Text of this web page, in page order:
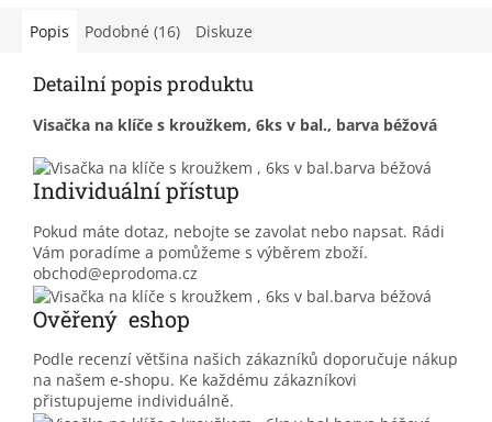
Popis Podobné (16) Diskuze
Detailní popis produktu
Visačka na klíče s kroužkem, 6ks v bal., barva béžová
Individuální přístup
Pokud máte dotaz, nebojte se zavolat nebo napsat. Rádi
Vám poradíme a pomůžeme s výběrem zboží.
obchod@eprodoma.cz
Ověřený eshop
Podle recenzí většina našich zákazníků doporučuje nákup
na našem e-shopu. Ke každému zákazníkovi
přistupujeme individuálně.